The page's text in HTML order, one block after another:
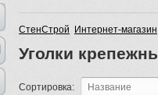
СтенСтрой Интернет-магазин
Уголки
Сортировка: